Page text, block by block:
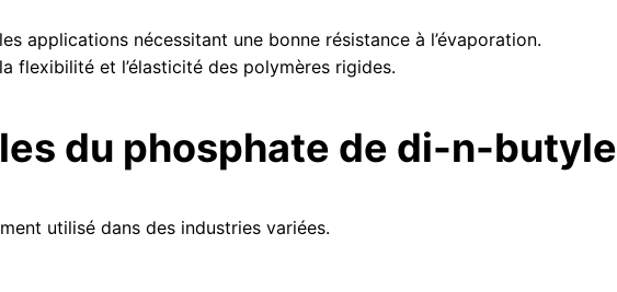
applications nécessitant une bonne résistance à l’évaporation.
flexibilité et l’élasticité des polymères rigides.
du phosphate de di-n-butyle
utilisé dans des industries variées.